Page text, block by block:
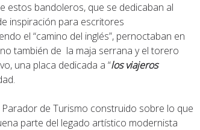
estos bandoleros, que se dedicaban al
inspiración para escritores
el “camino del inglés”, pernoctaban en
también de la maja serrana y el torero
una placa dedicada a “los viajeros
de Turismo construido sobre lo que
parte del legado artístico modernista